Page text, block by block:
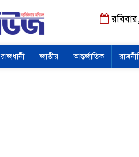
রাজধানী জাতীয় আন্তর্জাতিক